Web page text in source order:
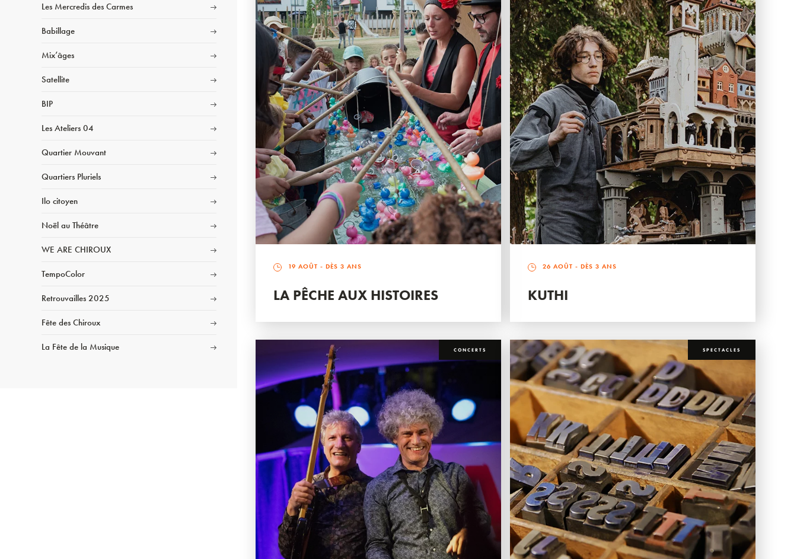
Les Mercredis des Carmes
Babillage
Mix’âges
Satellite
BIP
Les Ateliers 04
Quartier Mouvant
Quartiers Pluriels
Ilo citoyen
Noël au Théâtre
WE ARE CHIROUX
TempoColor
Retrouvailles 2025
Fête des Chiroux
La Fête de la Musique
19 AOÛT - DÈS 3 ANS
LA PÊCHE AUX HISTOIRES
26 AOÛT - DÈS 3 ANS
KUTHI
CONCERTS SPECTACLES